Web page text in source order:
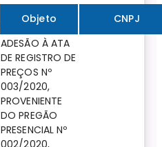
Objeto CNPJ
ADESÃO À ATA
DE REGISTRO DE
PREÇOS Nº
003/2020,
PROVENIENTE
DO PREGÃO
PRESENCIAL Nº